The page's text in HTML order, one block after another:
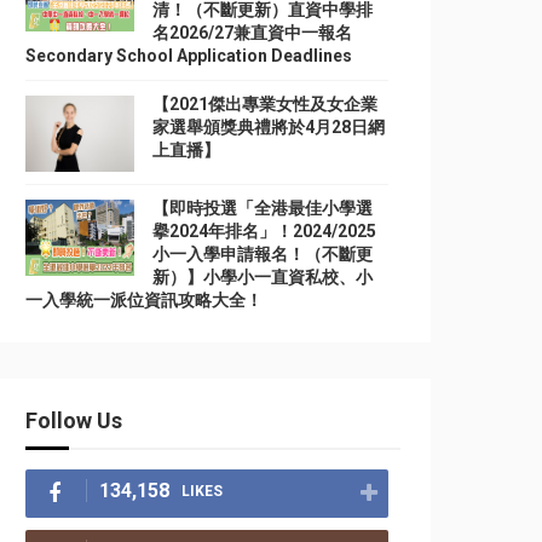
清！（不斷更新）直資中學排
名2026/27兼直資中一報名
Secondary School Application Deadlines
【2021傑出專業女性及女企業
家選舉頒獎典禮將於4月28日網
上直播】
【即時投選「全港最佳小學選
擧2024年排名」！2024/2025
小一入學申請報名！（不斷更
新）】小學小一直資私校、小
一入學統一派位資訊攻略大全！
Follow Us
134,158 LIKES